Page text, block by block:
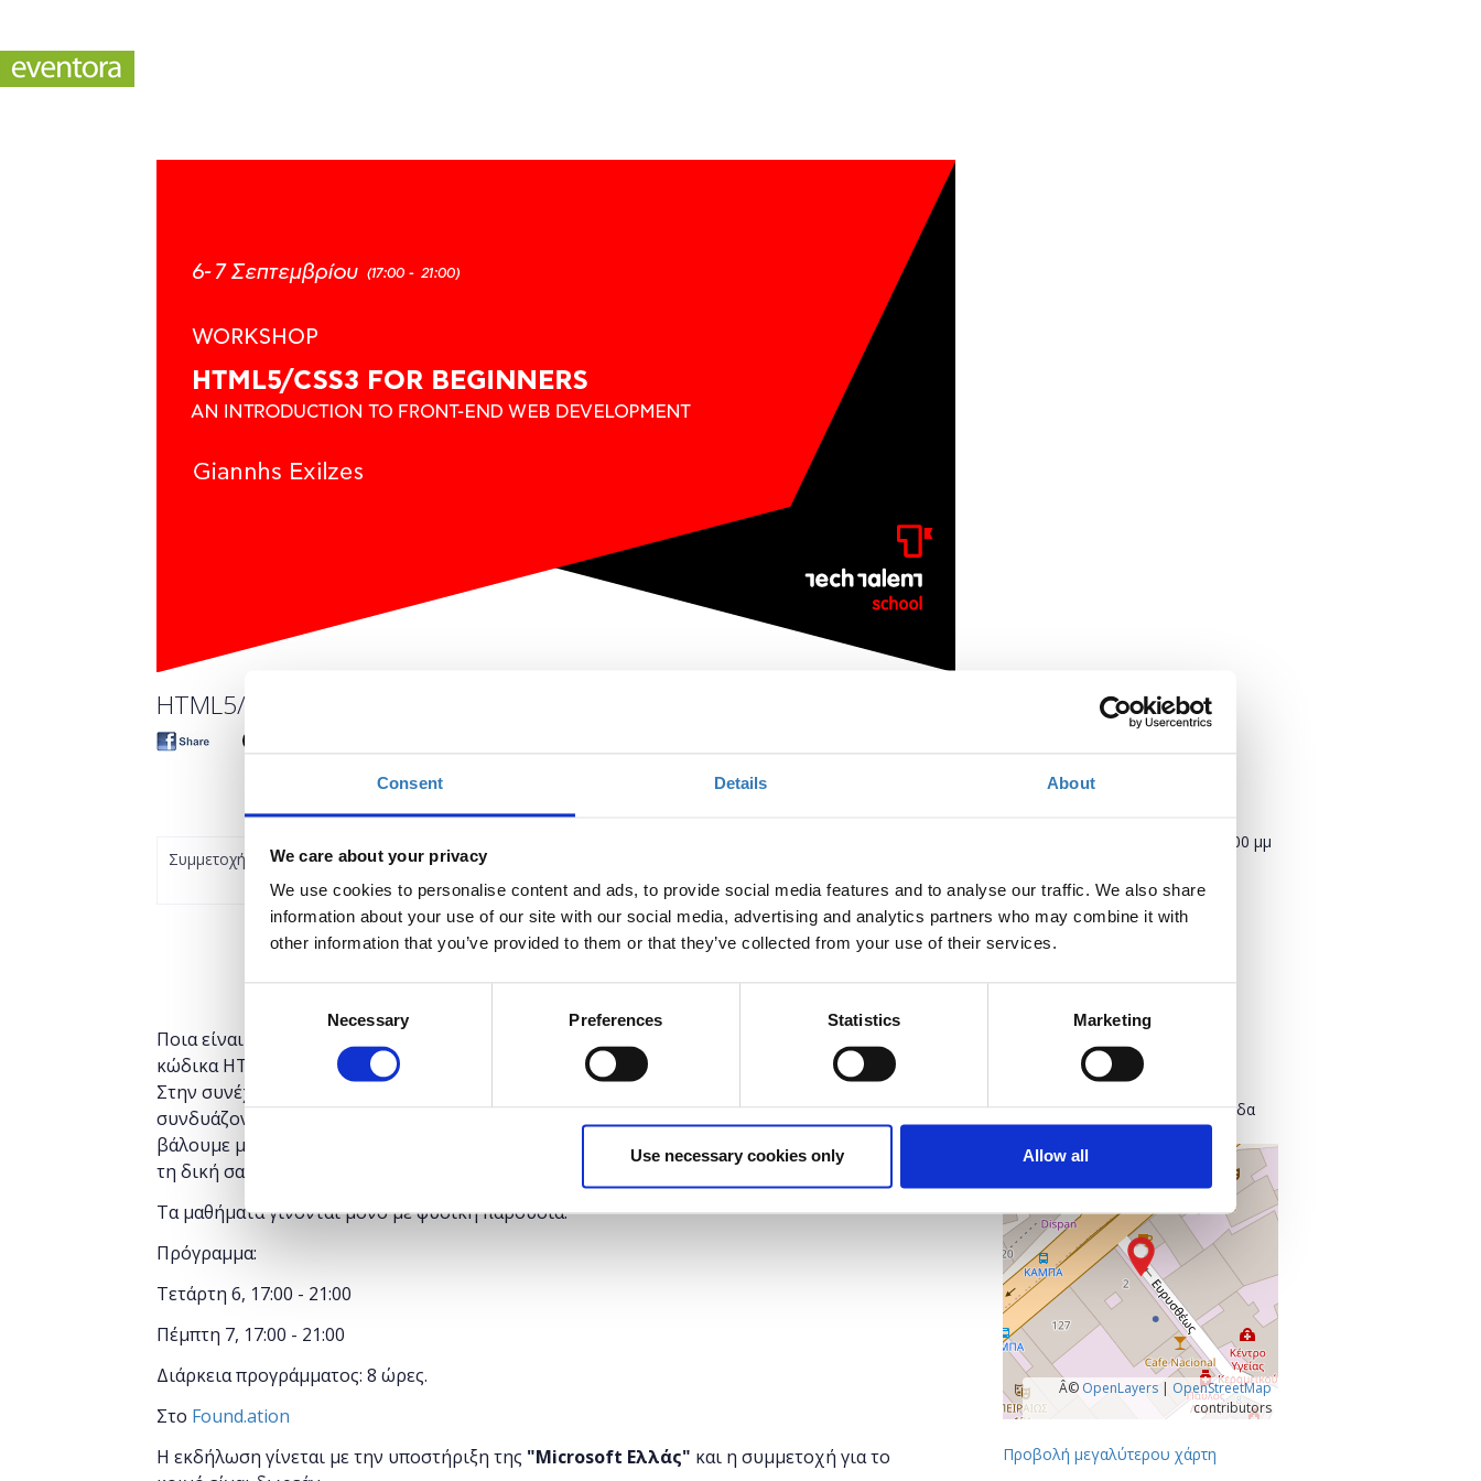
Consent Details About
We care about your privacy
We use cookies to personalise content and ads, to provide social media features and to analyse our traffic. We also share
information about your use of our site with our social media, advertising and analytics partners who may combine it with
other information that you’ve provided to them or that they’ve collected from your use of their services.
Necessary Preferences Statistics Marketing
Use necessary cookies only Allow all
HTML5/CSS3 for Beginners. An Introduction to Front-end web development
Συμμετοχή
έχει λήξει.
Ποια είναι τα βασικά στοιχεία μιας ιστοσελίδας και πώς την κατασκευάζουμε με τη χρήση
κώδικα HTML; Μερικά από τα ερωτήματα που θα απαντήσουμε αρχικά σε αυτό το Course.
Στην συνέχεια θα δούμε πώς μας βοηθούν τα Stylesheets, τι είναι τα CSS και πώς όλα αυτά
συνδυάζονται για να εμφανιστεί στον browser του χρήστη το επιθυμητό αποτέλεσμα. Εδώ θα
βάλουμε μαζί τις βάσεις, για να γίνετε ένας σωστός front-end developer και να δημιουργήστε
τη δική σας ιστοσελίδα!
Τα μαθήματα γίνονται μόνο με φυσική παρουσία.
Πρόγραμμα:
Τετάρτη 6, 17:00 - 21:00
Πέμπτη 7, 17:00 - 21:00
Διάρκεια προγράμματος: 8 ώρες.
Στο Found.ation
Η εκδήλωση γίνεται με την υποστήριξη της "Microsoft Ελλάς" και η συμμετοχή για το
5:00 μμ
Πέμπτη, 7 Σεπτεμβρίου 2017
Προσθήκη στο ημερολόγιό σας
Ευρυσθέως 2
118 54 Αθήνα
Κεντρικός Τομέας Αθηνών, Ελλάδα
+
–
Â© OpenLayers| OpenStreetMap
contributors
Προβολή μεγαλύτερου χάρτη